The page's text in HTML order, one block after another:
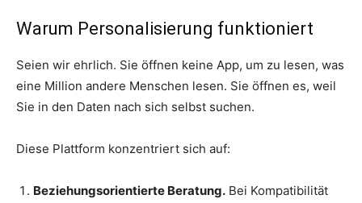
Warum Personalisierung funktioniert
Seien wir ehrlich. Sie öffnen keine App, um zu lesen, was
eine Million andere Menschen lesen. Sie öffnen es, weil
Sie in den Daten nach sich selbst suchen.
Diese Plattform konzentriert sich auf:
Beziehungsorientierte Beratung. Bei Kompatibilität